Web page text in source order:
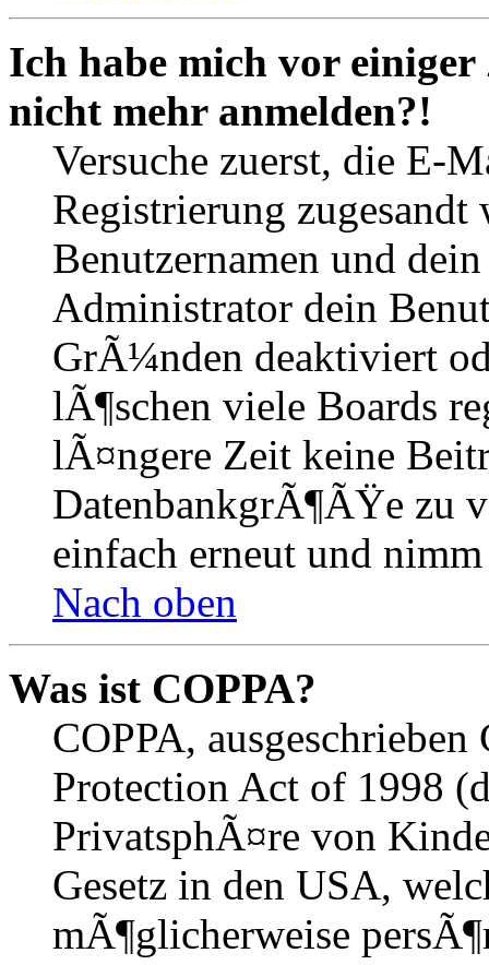
Ich habe mich vor
nicht mehr anmelden?!
Versuche zuerst, die E-
Registrierung
Benutzernamen und
Administrator dein
GrÃ¼nden deaktiviert
lÃ¶schen viele Boards
lÃ¤ngere Zeit keine
DatenbankgrÃ¶ÃŸe zu
einfach erneut und
Nach oben
Was ist COPPA?
COPPA,
Protection Act of 1998
PrivatsphÃ¤re von
Gesetz in den USA,
mÃ¶glicherweise